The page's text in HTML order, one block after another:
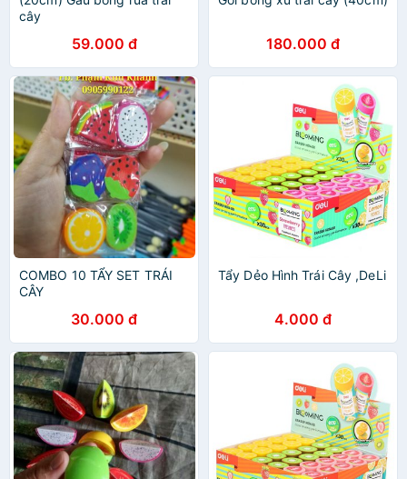
cây
59.000 đ 180.000 đ
COMBO 10 TẨY SET TRÁI
CÂY
30.000 đ
Tẩy Dẻo Hình Trái Cây ,DeLi
4.000 đ